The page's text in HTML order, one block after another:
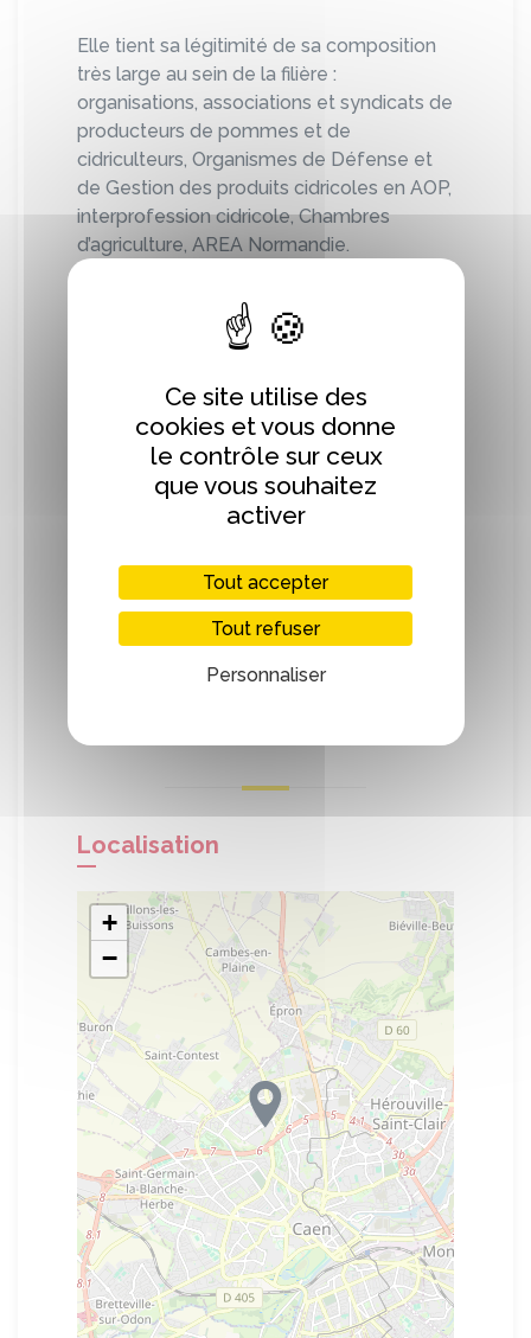
Elle tient sa légitimité de sa composition
très large au sein de la filière :
organisations, associations et syndicats de
producteurs de pommes et de
cidriculteurs, Organismes de Défense et
de Gestion des produits cidricoles en AOP,
interprofession cidricole, Chambres
d’agriculture, AREA Normandie.
La Maison cidricole de Normandie s’appuie
ainsi sur le professionnalisme de ses
qualité et la diversité de leurs produits
dont les plus emblématiques sont les
cidres, les poirés, les jus de pommes, les
Pommeau de Normandie, les Calvados ou
encore les vinaigres de cidre.
la stratégie de la filière et met en œuvre
les actions de promotion et de
communication collectives, grâce aux
soutiens financiers de l’Interprofession
Localisation
+
−
Ce site utilise des
cookies et vous donne
le contrôle sur ceux
que vous souhaitez
activer
Tout accepter
Tout refuser
Personnaliser